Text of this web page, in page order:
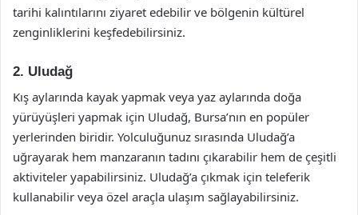
tarihi kalıntılarını ziyaret edebilir ve bölgenin kültürel
zenginliklerini keşfedebilirsiniz.
2. Uludağ
Kış aylarında kayak yapmak veya yaz aylarında doğa
yürüyüşleri yapmak için Uludağ, Bursa’nın en popüler
yerlerinden biridir. Yolculuğunuz sırasında Uludağ’a
uğrayarak hem manzaranın tadını çıkarabilir hem de çeşitli
aktiviteler yapabilirsiniz. Uludağ’a çıkmak için teleferik
kullanabilir veya özel araçla ulaşım sağlayabilirsiniz.